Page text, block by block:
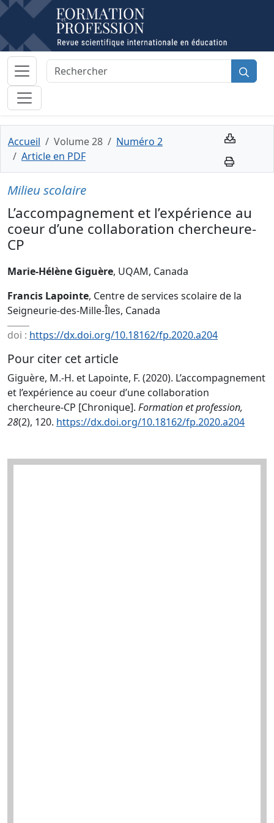
Accueil Volume 28
Numéro 2
Article en PDF
Milieu scolaire
L’accompagnement et l’expérience au
coeur d’une collaboration chercheure-
CP
Marie-Hélène Giguère, UQAM, Canada
Francis Lapointe, Centre de services scolaire de la
Seigneurie-des-Mille-Îles, Canada
doi : https://dx.doi.org/10.18162/fp.2020.a204
Pour citer cet article
Giguère, M.-H. et Lapointe, F. (2020). L’accompagnement
et l’expérience au coeur d’une collaboration
chercheure-CP [Chronique]. Formation et profession,
28(2), 120. https://dx.doi.org/10.18162/fp.2020.a204